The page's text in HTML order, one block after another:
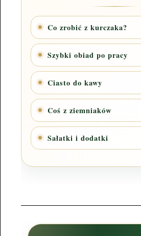
Co zrobić z kurczaka?
Szybki obiad po pracy
Ciasto do kawy
Coś z ziemniaków
Sałatki i dodatki